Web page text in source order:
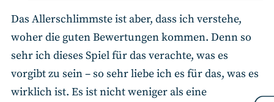
Das Allerschlimmste ist aber, dass ich verstehe,
woher die guten Bewertungen kommen. Denn so
sehr ich dieses Spiel für das verachte, was es
vorgibt zu sein – so sehr liebe ich es für das, was es
wirklich ist. Es ist nicht weniger als eine